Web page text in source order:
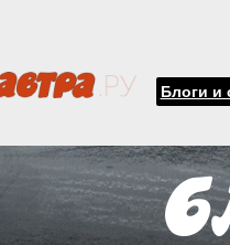
Блоги и